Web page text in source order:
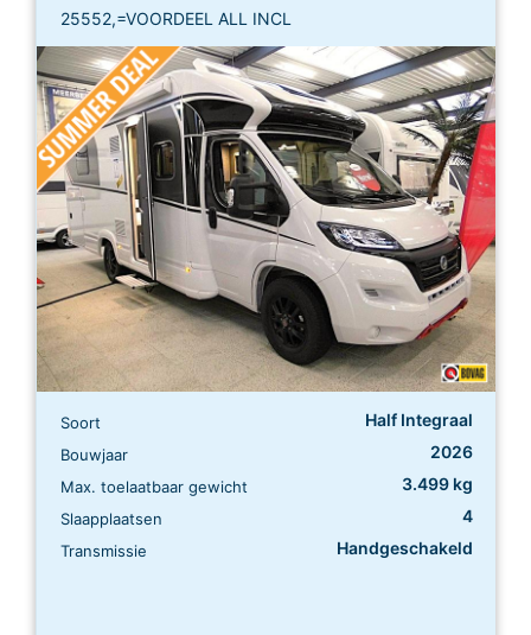
25552,=VOORDEEL ALL INCL
Soort Half Integraal
Bouwjaar 2026
Max. toelaatbaar gewicht 3.499 kg
Slaapplaatsen 4
Transmissie Handgeschakeld